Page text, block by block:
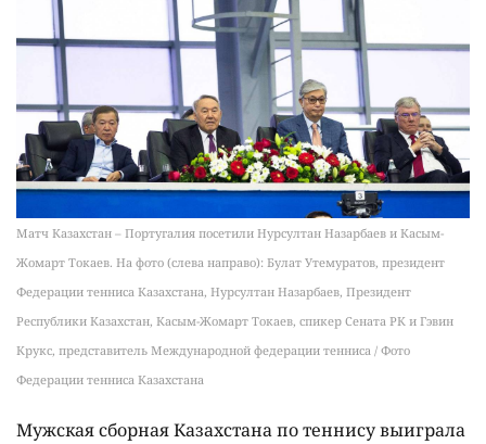
Матч Казахстан – Португалия посетили Нурсултан Назарбаев и Касым-
Жомарт Токаев. На фото (слева направо): Булат Утемуратов, президент
Федерации тенниса Казахстана, Нурсултан Назарбаев, Президент
Республики Казахстан, Касым-Жомарт Токаев, спикер Сената РК и Гэвин
Крукс, представитель Международной федерации тенниса / Фото
Федерации тенниса Казахстана
Мужская сборная Казахстана по теннису выиграла